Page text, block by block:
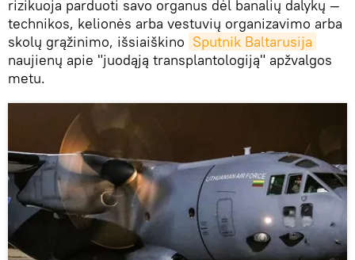
rizikuoja parduoti savo organus dėl banalių dalykų —
technikos, kelionės arba vestuvių organizavimo arba
skolų grąžinimo, išsiaiškino Sputnik Baltarusija
naujienų apie "juodąją transplantologiją" apžvalgos
metu.